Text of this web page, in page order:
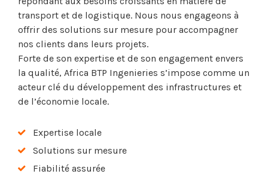
transport et de logistique. Nous nous engageons à
offrir des solutions sur mesure pour accompagner
nos clients dans leurs projets.
Forte de son expertise et de son engagement envers
la qualité, Africa BTP Ingenieries s’impose comme un
acteur clé du développement des infrastructures et
de l’économie locale.
Expertise locale
Solutions sur mesure
Fiabilité assurée